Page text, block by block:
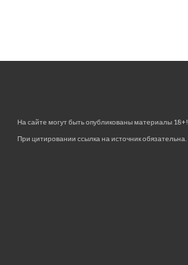
На сайте могут быть опубликованы материалы 18+!
При цитировании ссылка на источник обязательна.